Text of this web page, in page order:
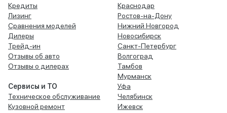
Кредиты
Лизинг
Сравнения моделей
Дилеры
Трейд-ин
Отзывы об авто
Отзывы о дилерах
Сервисы и ТО
Техническое обслуживание
Кузовной ремонт
Краснодар
Ростов-на-Дону
Нижний Новгород
Новосибирск
Санкт-Петербург
Волгоград
Тамбов
Мурманск
Уфа
Челябинск
Ижевск